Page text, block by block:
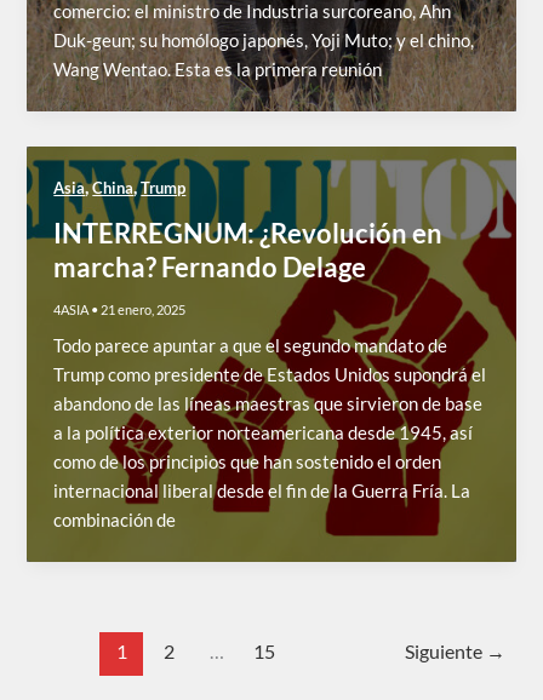
comercio: el ministro de Industria surcoreano, Ahn
Duk-geun; su homólogo japonés, Yoji Muto; y el chino,
Wang Wentao. Esta es la primera reunión
Asia,China,Trump
INTERREGNUM: ¿Revolución en
marcha? Fernando Delage
4ASIA • 21 enero, 2025
Todo parece apuntar a que el segundo mandato de
Trump como presidente de Estados Unidos supondrá el
abandono de las líneas maestras que sirvieron de base
a la política exterior norteamericana desde 1945, así
como de los principios que han sostenido el orden
internacional liberal desde el fin de la Guerra Fría. La
combinación de
1 2 … 15 Siguiente →